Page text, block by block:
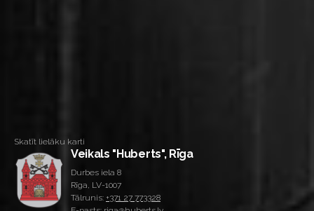
Skatīt lielāku karti
Veikals "Huberts", Rīga
Durbes iela 8
Rīga, LV-1007
Tālrunis: +371 27 773328